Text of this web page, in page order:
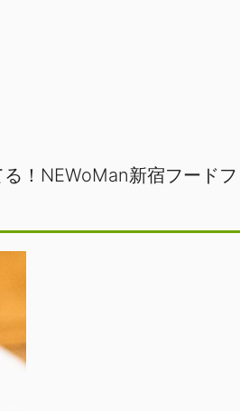
！NEWoMan新宿フード